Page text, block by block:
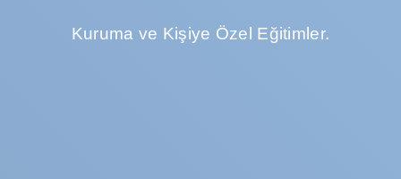
Kuruma ve Kişiye Özel Eğitimler.